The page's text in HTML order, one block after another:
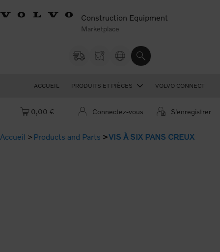
Construction Equipment
Marketplace
ACCUEIL PRODUITS ET PIÈCES VOLVO CONNECT
Panier : vide
0,00 € Connectez-vous S'enregistrer
Accueil Products and Parts VIS À SIX PANS CREUX